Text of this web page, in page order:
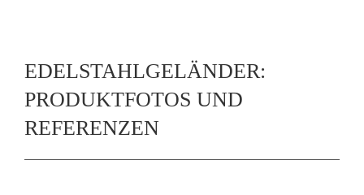
EDELSTAHLGELÄNDER:
PRODUKTFOTOS UND
REFERENZEN